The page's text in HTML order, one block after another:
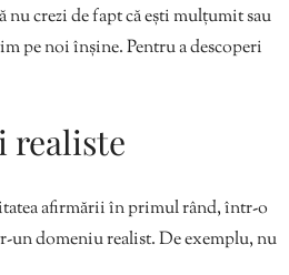
nu crezi de fapt că ești mulțumit sau
pe noi înșine. Pentru a descoperi
realiste
afirmării în primul rând, într-o
un domeniu realist. De exemplu, nu